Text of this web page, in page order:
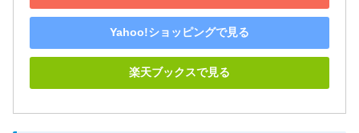
Yahoo!ショッピングで見る
楽天ブックスで見る